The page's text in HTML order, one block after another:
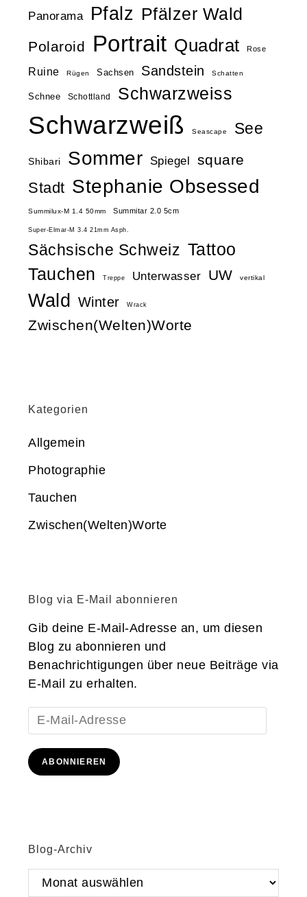
Panorama Pfalz Pfälzer Wald
Polaroid Portrait Quadrat Rose
Ruine Rügen Sachsen Sandstein Schatten
Schnee Schottland Schwarzweiss
Schwarzweiß Seascape See
Shibari Sommer Spiegel square
Stadt Stephanie Obsessed
Summilux-M 1.4 50mm Summitar 2.0 5cm
Super-Elmar-M 3.4 21mm Asph.
Sächsische Schweiz Tattoo
Tauchen
Treppe Unterwasser UW vertikal
Wald Winter Wrack
Zwischen(Welten)Worte
Kategorien
Allgemein
Photographie
Tauchen
Zwischen(Welten)Worte
Blog via E-Mail abonnieren
Gib deine E-Mail-Adresse an, um diesen
Blog zu abonnieren und
Benachrichtigungen über neue Beiträge via
E-Mail zu erhalten.
E-
Mail-
Adresse
ABONNIEREN
Blog-Archiv
Blog-